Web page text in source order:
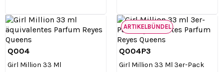
Q004
Girl Million 33 Ml

Q004P3
Girl Million 33 Ml 3er-Pack
ARTIKELBÜNDEL